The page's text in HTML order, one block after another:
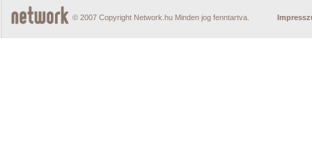
© 2007 Copyright Network.hu Minden jog fenntartva.